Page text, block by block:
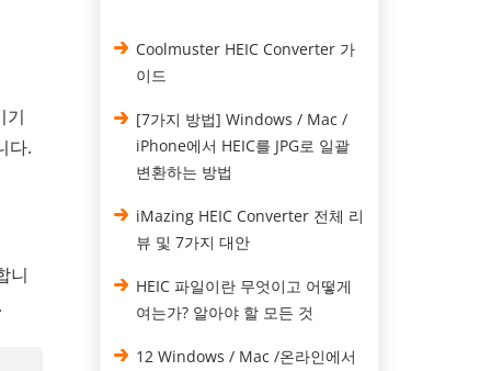
기
다.
니
Coolmuster HEIC Converter 가
이드
[7가지 방법] Windows / Mac /
iPhone에서 HEIC를 JPG로 일괄
변환하는 방법
iMazing HEIC Converter 전체 리
뷰 및 7가지 대안
HEIC 파일이란 무엇이고 어떻게
여는가? 알아야 할 모든 것
12 Windows / Mac /온라인에서